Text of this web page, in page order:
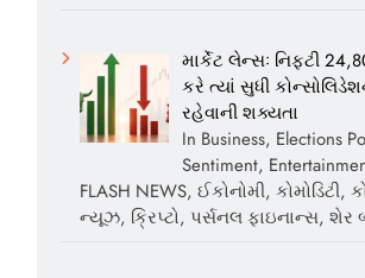
માર્કેટ લેન્સઃ નિફ્ટી
કરે ત્યાં સુધી
રહેવાની શક્યતા
In Business, Elections
Sentiment,
FLASH NEWS, ઈકોનોમી, કોમોડિટી,
ન્યૂઝ, ક્રિપ્ટો, પર્સનલ ફાઇનાન્સ, શેર